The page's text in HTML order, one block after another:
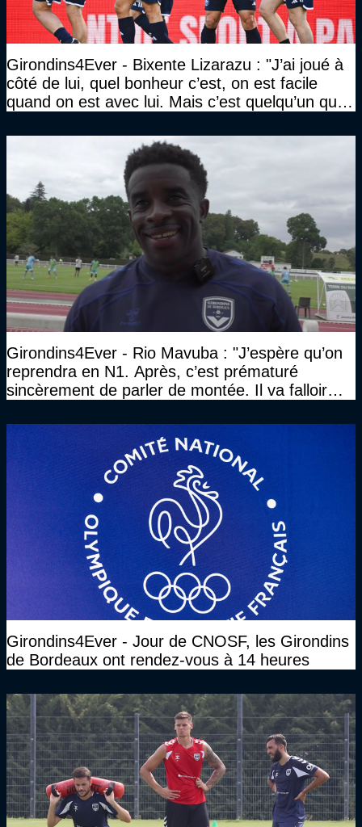
Girondins4Ever - Bixente Lizarazu : "J’ai joué à
côté de lui, quel bonheur c’est, on est facile
quand on est avec lui. Mais c’est quelqu’un qui
Girondins4Ever - Rio Mavuba : "J’espère qu’on
reprendra en N1. Après, c’est prématuré
sincèrement de parler de montée. Il va falloir
Girondins4Ever - Jour de CNOSF, les Girondins
de Bordeaux ont rendez-vous à 14 heures